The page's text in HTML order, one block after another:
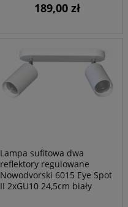
189,00 zł
Lampa sufitowa dwa
reflektory regulowane
Nowodvorski 6015 Eye Spot
II 2xGU10 24,5cm biały